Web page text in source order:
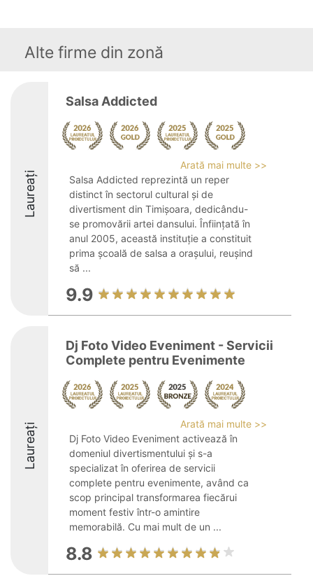
Alte firme din zonă
Laureați
Salsa Addicted
Arată mai multe >>
Salsa Addicted reprezintă un reper
distinct în sectorul cultural și de
divertisment din Timișoara, dedicându-
se promovării artei dansului. Înființată în
anul 2005, această instituție a constituit
prima școală de salsa a orașului, reușind
să ...
9.9
Laureați
Dj Foto Video Eveniment - Servicii
Complete pentru Evenimente
Arată mai multe >>
Dj Foto Video Eveniment activează în
domeniul divertismentului și s-a
specializat în oferirea de servicii
complete pentru evenimente, având ca
scop principal transformarea fiecărui
moment festiv într-o amintire
memorabilă. Cu mai mult de un ...
8.8